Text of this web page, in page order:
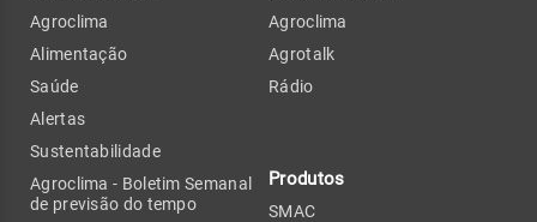
Agroclima
Alimentação
Saúde
Alertas
Sustentabilidade
Agroclima - Boletim Semanal
de previsão do tempo
Agroclima
Agrotalk
Rádio
Produtos
SMAC